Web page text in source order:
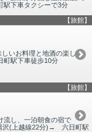
駅下車タクシーで3分
【旅館】
いお料理と地酒の楽し
町駅下車徒歩10分
【旅館】
流し、一泊朝食の宿で
沢(上越線22分)→ 六日町駅